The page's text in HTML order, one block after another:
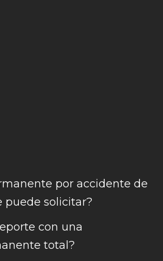
por accidente de
puede solicitar?
con una
total?